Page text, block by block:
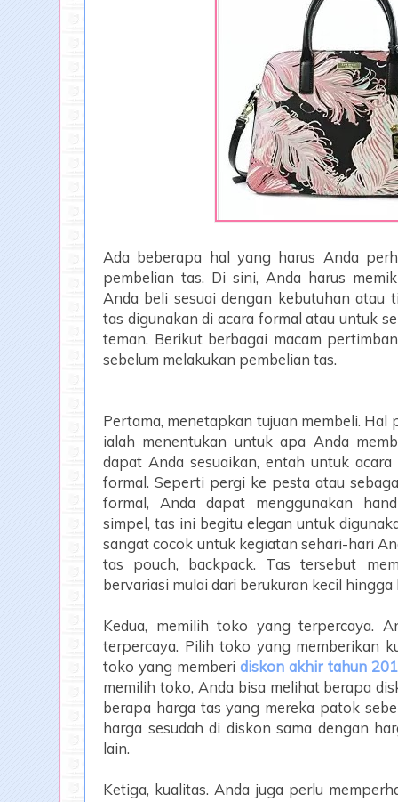
Ada beberapa hal yang harus Anda
pembelian tas. Di sini, Anda harus
Anda beli sesuai dengan kebutuhan atau
tas digunakan di acara formal atau untuk
teman. Berikut berbagai macam
sebelum melakukan pembelian tas.
Pertama, menetapkan tujuan membeli. Hal
ialah menentukan untuk apa Anda
dapat Anda sesuaikan, entah untuk
formal. Seperti pergi ke pesta atau
formal, Anda dapat menggunakan
simpel, tas ini begitu elegan untuk
sangat cocok untuk kegiatan sehari-hari
tas pouch, backpack. Tas tersebut
bervariasi mulai dari berukuran kecil hingga
Kedua, memilih toko yang terpercaya.
terpercaya. Pilih toko yang memberikan
toko yang memberidiskon akhir tahun
memilih toko, Anda bisa melihat berapa
berapa harga tas yang mereka patok
harga sesudah di diskon sama dengan
lain.
Ketiga, kualitas. Anda juga perlu